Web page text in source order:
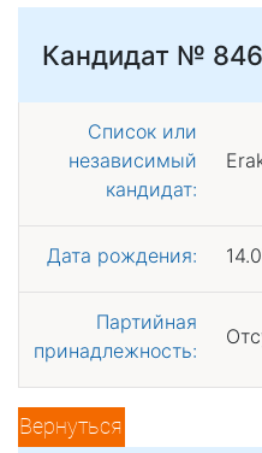
Кандидат № 846
Список или
независимый
кандидат:
Дата рождения:
Партийная
принадлежность:
Вернуться